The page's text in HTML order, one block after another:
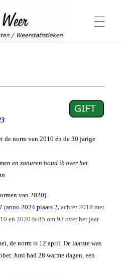
in Nederland
de norm van 2010 én de 30 jarige
en zonuren houd ik over het
.
van 2020)
(anno 2024 plaats 2, achter 2018 met
en 2020 is 85 om 93 over het jaar
de norm is 12 april. De laatste was
Juni had 28 warme dagen, een